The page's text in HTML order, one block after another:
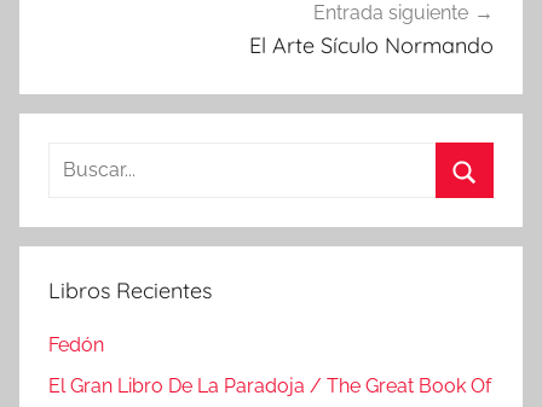
Entrada siguiente
El Arte Sículo Normando
Buscar:
Libros Recientes
Fedón
El Gran Libro De La Paradoja / The Great Book Of